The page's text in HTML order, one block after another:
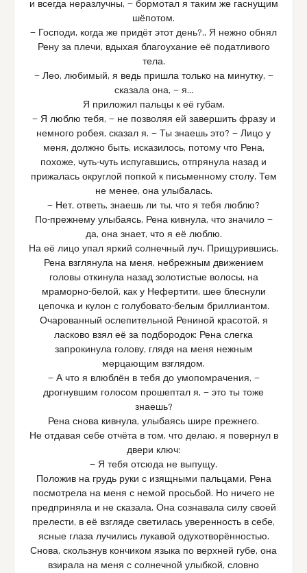
и всегда неразлучны, — бормотал я таким же гаснущим
шёпотом.
— Господи, когда же придёт этот день?.. Я нежно обнял
Рену за плечи, вдыхая благоухание её податливого
тела.
— Лео, любимый, я ведь пришла только на минутку, —
сказала она, — я…
Я приложил пальцы к её губам.
— Я люблю тебя, — не позволяя ей завершить фразу и
немного робея, сказал я. — Ты знаешь это? — Лицо у
меня, должно быть, исказилось, потому что Рена,
похоже, чуть-чуть испугавшись, отпрянула назад и
прижалась округлой попкой к письменному столу. Тем
не менее, она улыбалась.
— Нет, ответь, знаешь ли ты, что я тебя люблю?
По-прежнему улыбаясь, Рена кивнула, что значило —
да, она знает, что я её люблю.
На её лицо упал яркий солнечный луч. Прищурившись,
Рена взглянула на меня, небрежным движением
головы откинула назад золотистые волосы, на
мраморно-белой, как у Нефертити, шее блеснули
цепочка и кулон с голубовато-белым бриллиантом.
Очарованный ослепительной Рениной красотой, я
ласково взял её за подбородок: Рена слегка
запрокинула голову, глядя на меня нежным
мерцающим взглядом.
— А что я влюблён в тебя до умопомрачения, —
дрогнувшим голосом прошептал я, — это ты тоже
знаешь?
Рена снова кивнула, улыбаясь шире прежнего.
Не отдавая себе отчёта в том, что делаю, я повернул в
двери ключ:
— Я тебя отсюда не выпущу.
Положив на грудь руки с изящными пальцами, Рена
посмотрела на меня с немой просьбой. Но ничего не
предприняла и не сказала. Она сознавала силу своей
прелести, в её взгляде светилась уверенность в себе,
ясные глаза лучились лукавой одухотворённостью.
Снова, скользнув кончиком языка по верхней губе, она
взирала на меня с солнечной улыбкой, словно